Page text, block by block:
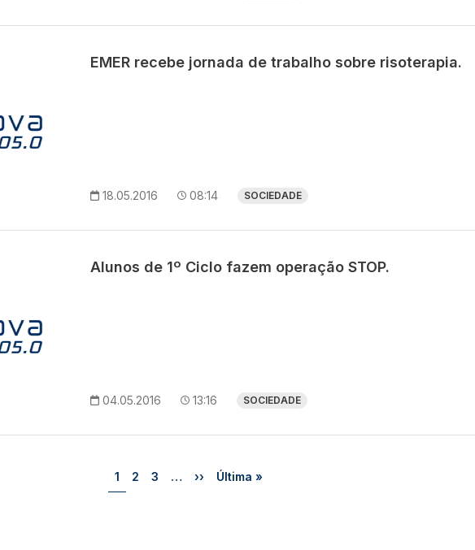
EMER recebe jornada de trabalho sobre risoterapia.
18.05.2016 08:14 SOCIEDADE
Alunos de 1º Ciclo fazem operação STOP.
04.05.2016 13:16 SOCIEDADE
Página
1 Página
2 Página
3 … Próxima página
›› Última página
Última »